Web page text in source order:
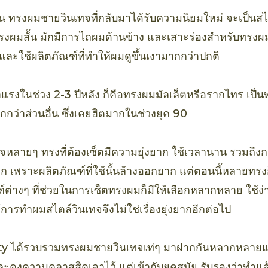
ทรงผมชายวินเทจที่กลับมาได้รับความนิยมใหม่ จะเป็น
ผมสั้น มักมีการไถผมด้านข้าง และเสาะร่องสำหรับทรง
ละใช้ผลิตภัณฑ์ที่ทำให้ผมดูขึ้นเงามากกว่าปกติ
รงในช่วง 2-3 ปีหลัง ก็คือทรงผมมัลเล็ตหรือรากไทร เป็
กว่าส่วนอื่น ซึ่งเคยฮิตมากในช่วงยุค 90
หลายๆ ทรงที่ต้องเซ็ตมีความยุ่งยาก ใช้เวลานาน รวมถึง
เพราะผลิตภัณฑ์ที่ใช้นั้นล้างออกยาก แต่ตอนนี้หลายทรง
งๆ ที่ช่วยในการเซ็ตทรงผมก็มีให้เลือกหลากหลาย ใช้ง่
ารทำผมสไตล์วินเทจจึงไม่ใช่เรื่องยุ่งยากอีกต่อไป
ด้รวบรวมทรงผมชายวินเทจเท่ๆ มาฝากกันหลากหลาย